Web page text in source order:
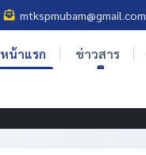
mtkspmubam@gmail.com
หน้าแรก ข่าวสาร